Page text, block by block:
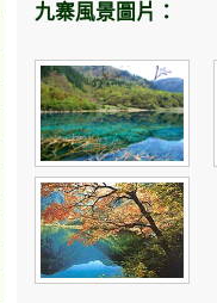
九寨風景圖片：